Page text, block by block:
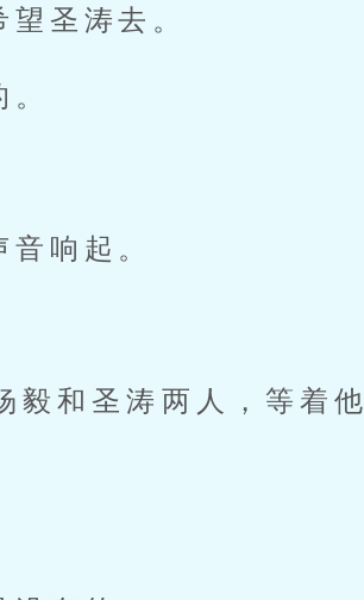
圣涛去。
响起。
毅和圣涛两人，等着他